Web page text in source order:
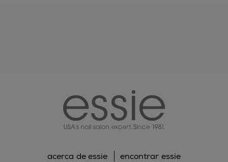
acerca de essie
encontrar essie